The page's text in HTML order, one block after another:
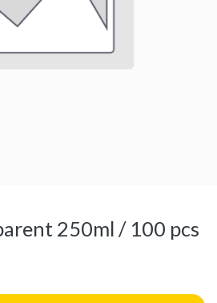
250ml / 100 pcs